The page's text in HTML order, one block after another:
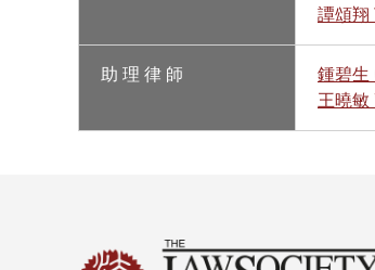
譚頌翔
助 理 律 師
鍾碧生
王曉敏